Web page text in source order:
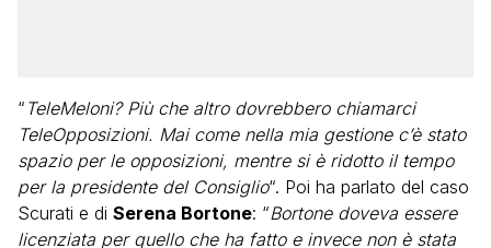
“ TeleMeloni? Più che altro dovrebbero chiamarci
TeleOpposizioni. Mai come nella mia gestione c’è stato
spazio per le opposizioni, mentre si è ridotto il tempo
per la presidente del Consiglio“. Poi ha parlato del caso
Scurati e di Serena Bortone: “Bortone doveva essere
licenziata per quello che ha fatto e invece non è stata